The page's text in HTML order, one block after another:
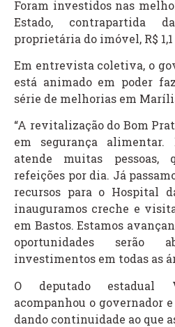
Foram investidos nas
Estado, contrapartida
proprietária do imóvel, R$
Em entrevista coletiva, o
está animado em poder
série de melhorias em
“A revitalização do Bom
em segurança
atende muitas pessoas,
refeições por dia. Já
recursos para o Hospital
inauguramos creche e
em Bastos. Estamos
oportunidades serão
investimentos em todas as
O deputado estadual
acompanhou o governador
dando continuidade ao que